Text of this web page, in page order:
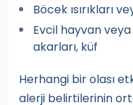
Böcek ısırıkları
Evcil hayvan veya
akarları, küf
Herhangi bir olası
alerji belirtilerinin